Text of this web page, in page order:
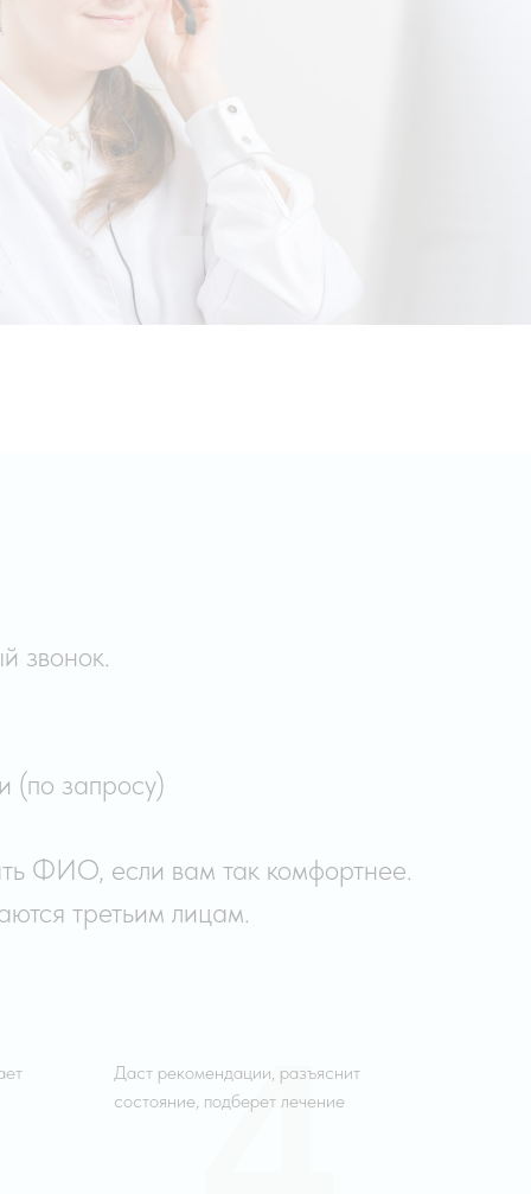
звонок.
(по запросу)
ФИО, если вам так комфортнее.
третьим лицам.
Даст рекомендации, разъяснит
состояние, подберет лечение